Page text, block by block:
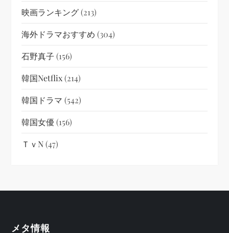
映画ランキング(213)
海外ドラマおすすめ (304)
石野真子 (156)
韓国netflix(214)
韓国ドラマ (542)
韓国女優(156)
ＴｖN(47)
メタ情報